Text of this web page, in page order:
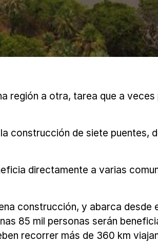
región a otra, tarea que a
construcción de siete puentes,
directamente a varias
construcción, y abarca desde
85 mil personas serán
recorrer más de 360 km